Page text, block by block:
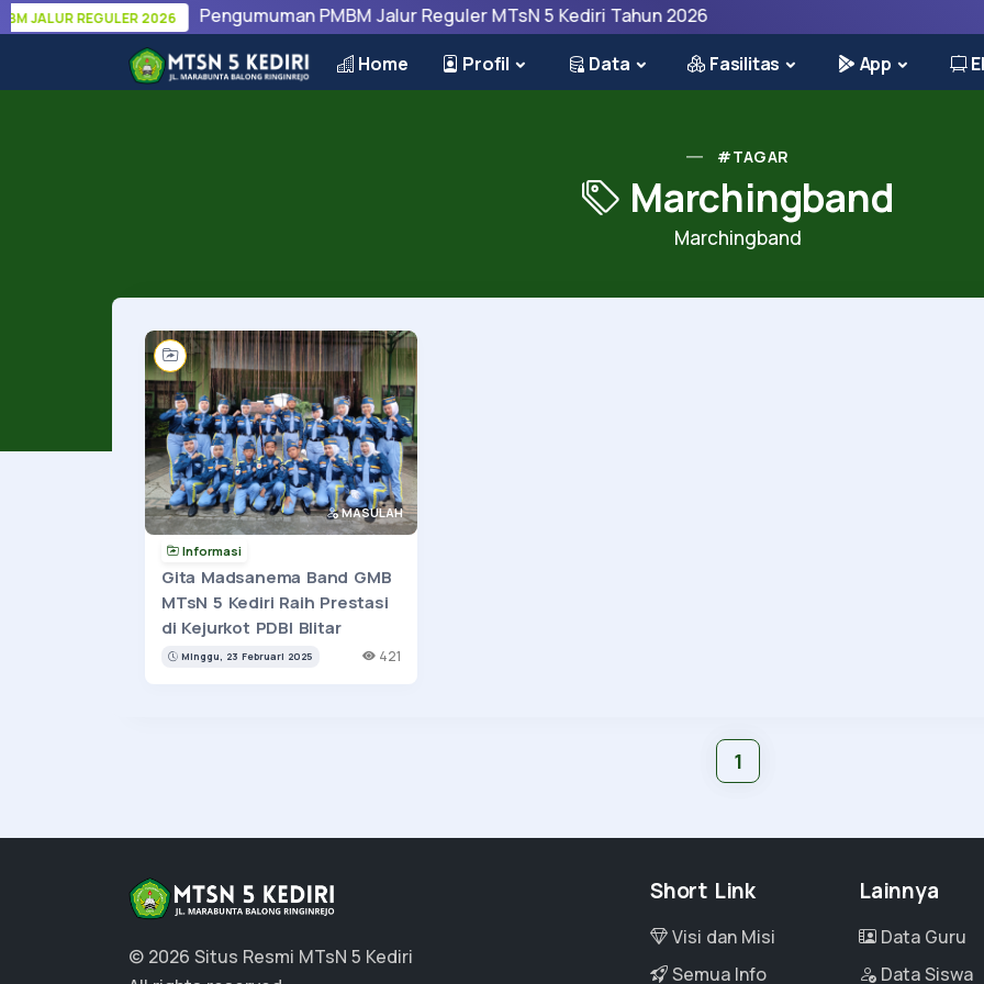
REGULER 2026 Pengumuman PMBM Jalur Reguler MTsN 5 Kediri Tahun 2026
Home Profil Data Fasilitas App
#TAGAR
Marchingband
Marchingband
MASULAH
Informasi
Gita Madsanema Band GMB
MTsN 5 Kediri Raih Prestasi
di Kejurkot PDBI Blitar
Minggu, 23 Februari 2025 421
1
© 2026 Situs Resmi MTsN 5 Kediri
Short Link
Visi dan Misi
Semua Info
Lainnya
Data Guru
Data Siswa